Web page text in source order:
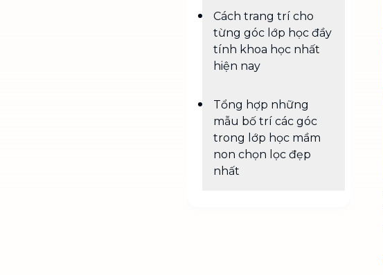
Cách trang trí cho
từng góc lớp học đầy
tính khoa học nhất
hiện nay
Tổng hợp những
mẫu bố trí các góc
trong lớp học mầm
non chọn lọc đẹp
nhất